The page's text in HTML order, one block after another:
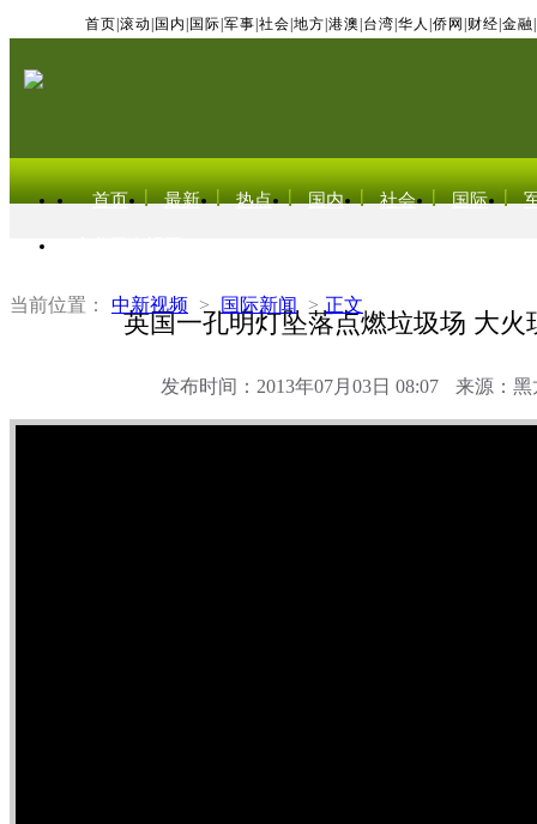
首页 滚动 国内 国际 军事 社会 地方 港澳 台湾 华人 侨网 财经 金融
首页 最新 热点 国内 社会 国际
当前位置： 中新视频 > 国际新闻 > 正文
英国一孔明灯坠落点燃垃圾场 大火
发布时间：2013年07月03日 08:07 来源：黑